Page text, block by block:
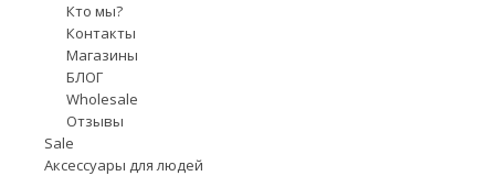
Кто мы?
Контакты
Магазины
БЛОГ
Wholesale
Отзывы
Sale
Аксессуары для людей